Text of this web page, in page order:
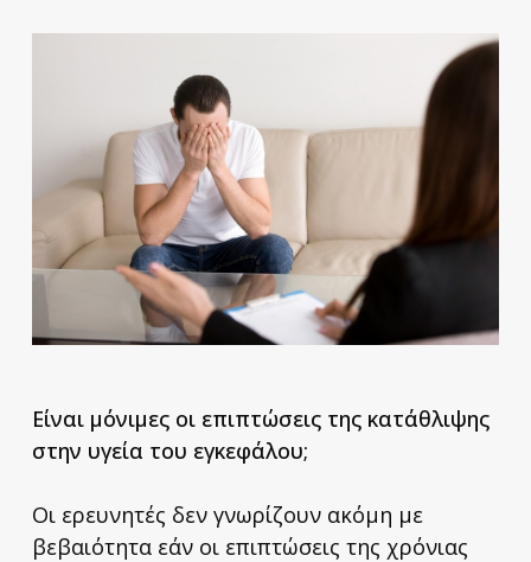
Είναι μόνιμες οι επιπτώσεις της κατάθλιψης
στην υγεία του εγκεφάλου;
Οι ερευνητές δεν γνωρίζουν ακόμη με
βεβαιότητα εάν οι επιπτώσεις της χρόνιας